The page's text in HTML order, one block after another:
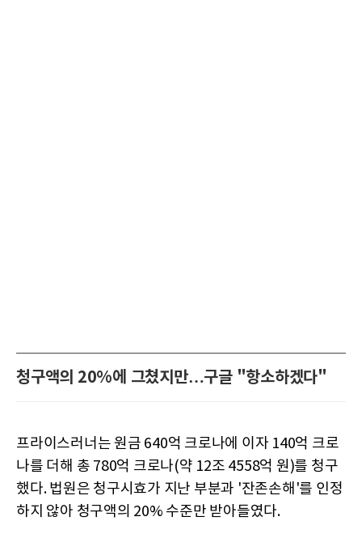
청구액의 20%에 그쳤지만…구글 "항소하겠다"
프라이스러너는 원금 640억 크로나에 이자 140억 크로
나를 더해 총 780억 크로나(약 12조 4558억 원)를 청구
했다. 법원은 청구시효가 지난 부분과 '잔존손해'를 인정
하지 않아 청구액의 20% 수준만 받아들였다.